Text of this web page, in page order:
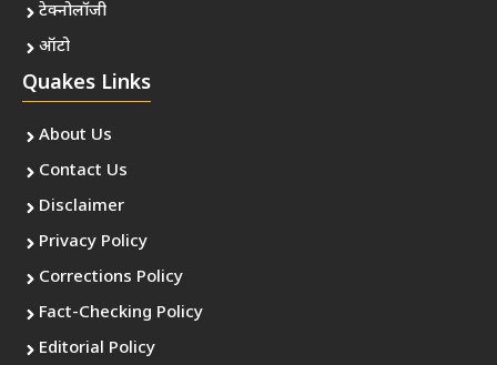
टेक्नोलॉजी
ऑटो
Quakes Links
About Us
Contact Us
Disclaimer
Privacy Policy
Corrections Policy
Fact-Checking Policy
Editorial Policy